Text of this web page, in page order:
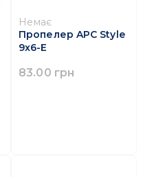
Немає
Пропелер APC Style
9x6-E
83.00 грн